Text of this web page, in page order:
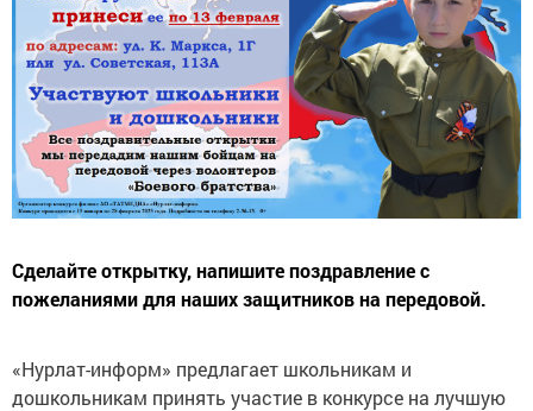
Сделайте открытку, напишите поздравление с
пожеланиями для наших защитников на передовой.
«Нурлат-информ» предлагает школьникам и
дошкольникам принять участие в конкурсе на лучшую